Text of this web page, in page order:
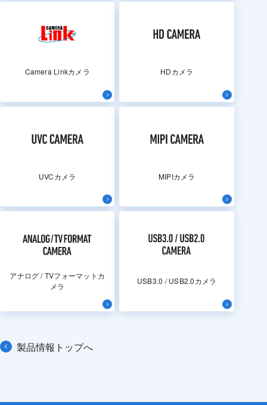
Camera Linkカメラ HDカメラ
UVCカメラ MIPIカメラ
アナログ / TVフォーマットカ
メラ
USB3.0 / USB2.0カメラ
製品情報トップへ